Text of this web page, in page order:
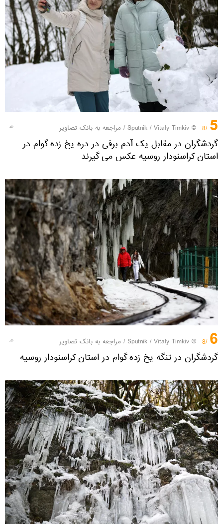
5
/8
© Sputnik / Vitaly Timkiv
/ مراجعه به بانک تصاویر
گردشگران در مقابل یک آدم برفی در دره یخ زده گوام در
استان کراسنودار روسیه عکس می گیرند
6
/8
© Sputnik / Vitaly Timkiv
/ مراجعه به بانک تصاویر
گردشگران در تنگه یخ زده گوام در استان کراسنودار روسیه